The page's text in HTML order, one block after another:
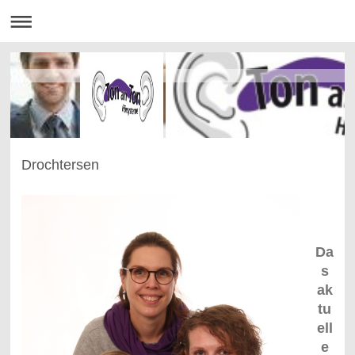
Drochtersen
Da
s
ak
tu
ell
e